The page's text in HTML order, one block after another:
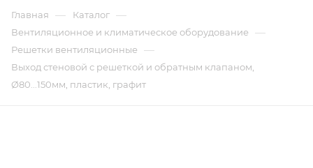
Главная — Каталог —
Вентиляционное и климатическое оборудование —
Решетки вентиляционные —
Выход стеновой с решеткой и обратным клапаном,
Ø80...150мм, пластик, графит